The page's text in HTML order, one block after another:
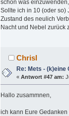
schon was
Sollte ich in 10 (oder so)
Zustand des neulich
Nacht und Nebel zurück
Chrisl
Re: Mets - (k)eine
«Antwort #47 am:
Hallo zusammnen,
ich kann Eure